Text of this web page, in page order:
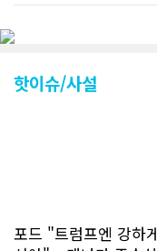
핫이슈/사설
포드 "트럼프엔 강하